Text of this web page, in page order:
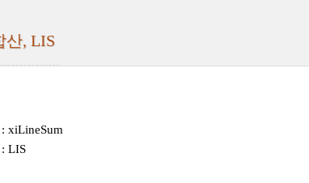
산, LIS
xiLineSum
LIS